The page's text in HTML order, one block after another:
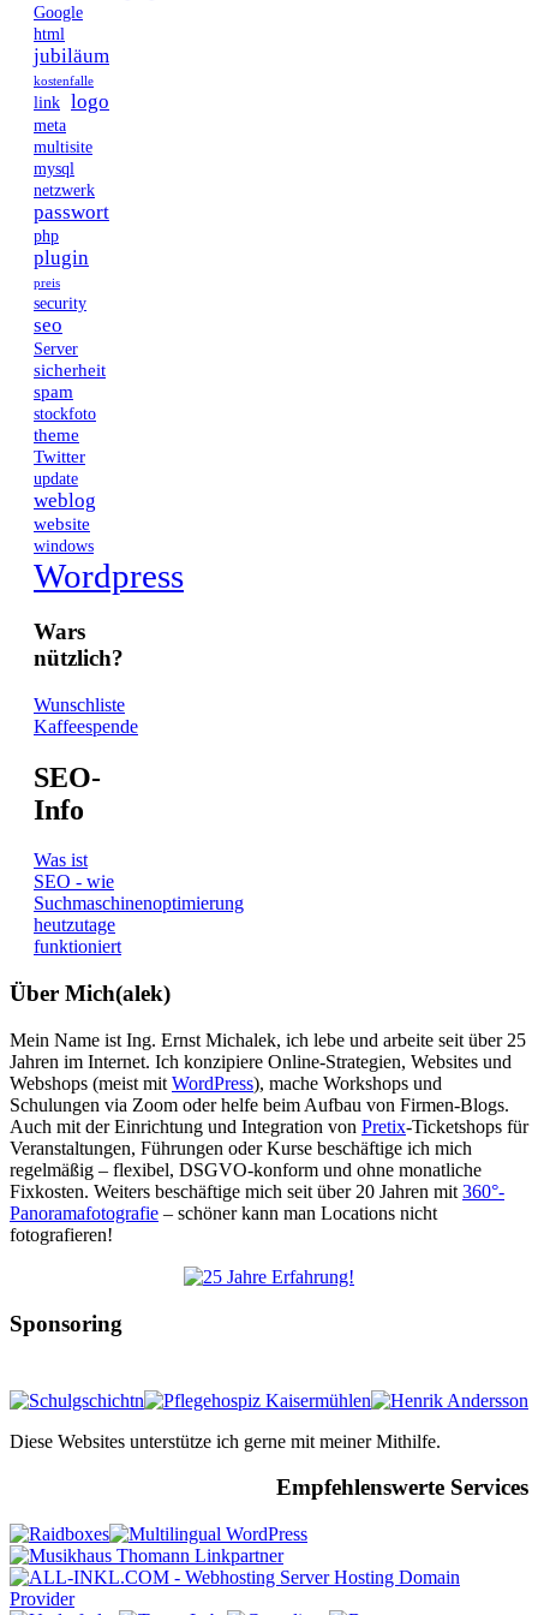
Google
html
jubiläum
kostenfalle
link logo
meta
multisite
mysql
netzwerk
passwort
php
plugin
preis
security
seo
Server
sicherheit
spam
stockfoto
theme
Twitter
update
weblog
website
windows
Wordpress
Wars
nützlich?
Wunschliste
Kaffeespende
SEO-
Info
Was ist
SEO - wie
Suchmaschinenoptimierung
heutzutage
funktioniert
Über Mich(alek)
Mein Name ist Ing. Ernst Michalek, ich lebe und arbeite seit über 25
Jahren im Internet. Ich konzipiere Online-Strategien, Websites und
Webshops (meist mit WordPress), mache Workshops und
Schulungen via Zoom oder helfe beim Aufbau von Firmen-Blogs.
Auch mit der Einrichtung und Integration von Pretix-Ticketshops für
Veranstaltungen, Führungen oder Kurse beschäftige ich mich
regelmäßig – flexibel, DSGVO-konform und ohne monatliche
Fixkosten. Weiters beschäftige mich seit über 20 Jahren mit 360°-
Panoramafotografie – schöner kann man Locations nicht
fotografieren!
Sponsoring
Diese Websites unterstütze ich gerne mit meiner Mithilfe.
Empfehlenswerte Services